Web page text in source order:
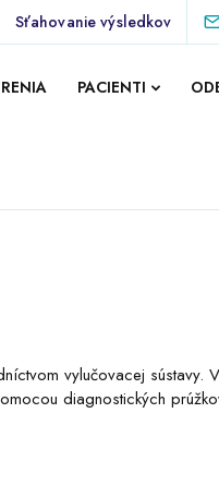
Sťahovanie výsledkov
PACIENTI
vylučovacej sústavy.
diagnostických